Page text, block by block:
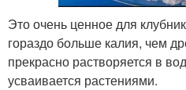
Это очень ценное для
гораздо больше калия, чем
прекрасно растворяется в
усваивается растениями.